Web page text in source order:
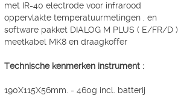
met IR-40 electrode voor infrarood
oppervlakte temperatuurmetingen , en
software pakket DIALOG M PLUS ( E/FR/D ) ,
meetkabel MK8 en draagkoffer
Technische kenmerken instrument :
190X115X56mm. - 460g incl. batterij